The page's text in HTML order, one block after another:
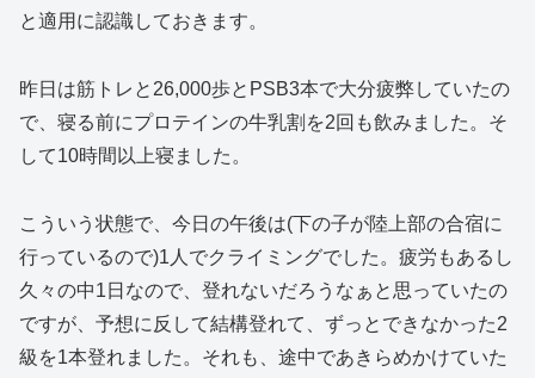
と適用に認識しておきます。
昨日は筋トレと26,000歩とPSB3本で大分疲弊していたの
で、寝る前にプロテインの牛乳割を2回も飲みました。そ
して10時間以上寝ました。
こういう状態で、今日の午後は(下の子が陸上部の合宿に
行っているので)1人でクライミングでした。疲労もあるし
久々の中1日なので、登れないだろうなぁと思っていたの
ですが、予想に反して結構登れて、ずっとできなかった2
級を1本登れました。それも、途中であきらめかけていた